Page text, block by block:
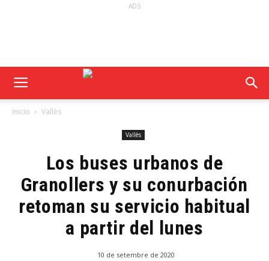
ADS
Inicio Vallès
Vallès
Los buses urbanos de
Granollers y su conurbación
retoman su servicio habitual
a partir del lunes
10 de setembre de 2020